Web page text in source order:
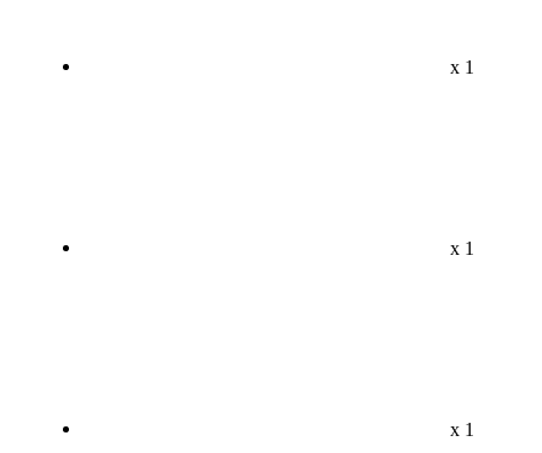
x 1
x 1
x 1